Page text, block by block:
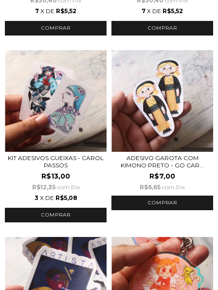
7 X DE R$5,52
7 X DE R$5,52
KIT ADESIVOS GUEIXAS - CAROL
PASSOS
R$13,00
R$12,35 com Pix
3 X DE R$5,08
ADESIVO GAROTA COM
KIMONO PRETO - GO CAR...
R$7,00
R$6,65 com Pix